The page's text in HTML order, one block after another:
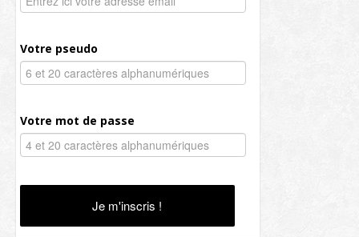
Votre pseudo
Votre mot de passe
Je m'inscris !